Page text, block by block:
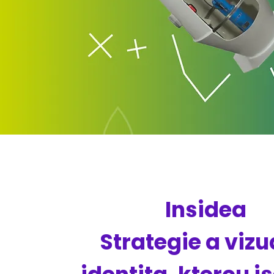
Insidea
Strategie a